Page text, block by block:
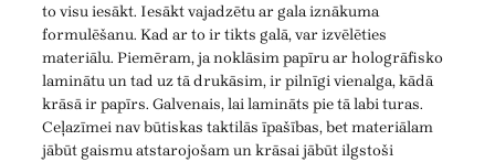
to visu iesākt. Iesākt vajadzētu ar gala iznākuma
formulēšanu. Kad ar to ir tikts galā, var izvēlēties
materiālu. Piemēram, ja noklāsim papīru ar hologrāfisko
laminātu un tad uz tā drukāsim, ir pilnīgi vienalga, kādā
krāsā ir papīrs. Galvenais, lai lamināts pie tā labi turas.
Ceļazīmei nav būtiskas taktilās īpašības, bet materiālam
jābūt gaismu atstarojošam un krāsai jābūt ilgstoši